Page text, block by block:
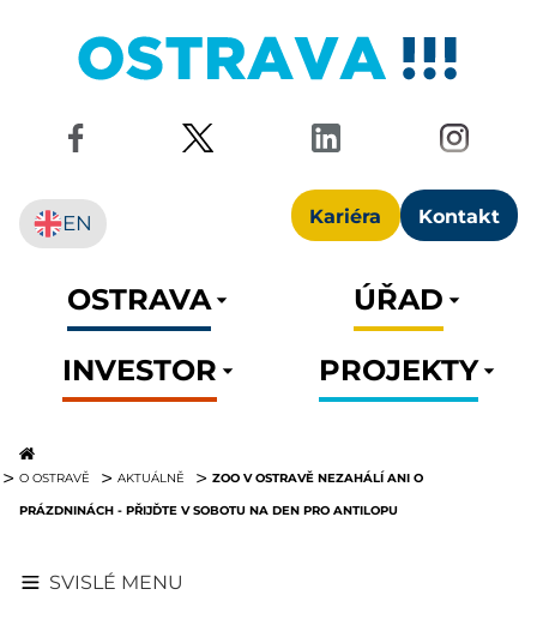
Kariéra Kontakt
EN
OSTRAVA
ÚŘAD
INVESTOR
PROJEKTY
O OSTRAVĚ AKTUÁLNĚ
ZOO V OSTRAVĚ NEZAHÁLÍ ANI O
PRÁZDNINÁCH - PŘIJĎTE V SOBOTU NA DEN PRO ANTILOPU
SVISLÉ MENU